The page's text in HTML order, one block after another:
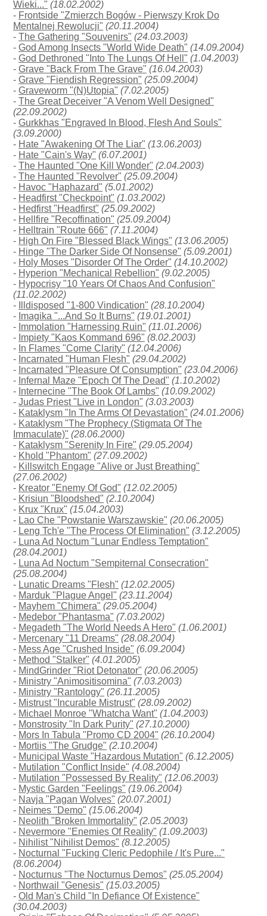
Wieki..." (18.02.2002)
- Frontside "Zmierzch Bogów - Pierwszy Krok Do
Mentalnej Rewolucji" (20.11.2004)
-The Gathering "Souvenirs" (24.03.2003)
-God Among Insects "World Wide Death" (14.09.2004)
-God Dethroned "Into The Lungs Of Hell" (1.04.2003)
-Grave "Back From The Grave" (16.04.2003)
-Grave "Fiendish Regression" (25.09.2004)
-Graveworm "(N)Utopia" (7.02.2005)
-The Great Deceiver "A Venom Well Designed"
(22.09.2002)
-Gurkkhas "Engraved In Blood, Flesh And Souls"
(3.09.2000)
- Hate "Awakening Of The Liar" (13.06.2003)
- Hate "Cain's Way" (6.07.2001)
-The Haunted "One Kill Wonder" (2.04.2003)
-The Haunted "Revolver" (25.09.2004)
- Havoc "Haphazard" (5.01.2002)
- Headfirst "Checkpoint" (1.03.2002)
- Hedfirst "Headfirst" (25.09.2002)
- Hellfire "Recoffination" (25.09.2004)
- Helltrain "Route 666" (7.11.2004)
- High On Fire "Blessed Black Wings" (13.06.2005)
- Hinge "The Darker Side Of Nonsense" (5.09.2001)
- Holy Moses "Disorder Of The Order" (14.10.2002)
- Hyperion "Mechanical Rebellion" (9.02.2005)
- Hypocrisy "10 Years Of Chaos And Confusion"
(11.02.2002)
-
Illdisposed "1-800 Vindication" (28.10.2004)
- Imagika "...And So It Burns" (19.01.2001)
- Immolation "Harnessing Ruin" (11.01.2006)
- Impiety "Kaos Kommand 696" (8.02.2003)
- In Flames "Come Clarity" (12.04.2006)
- Incarnated "Human Flesh" (29.04.2002)
- Incarnated "Pleasure Of Consumption" (23.04.2006)
- Infernal Maze "Epoch Of The Dead" (1.10.2002)
- Internecine "The Book Of Lambs" (10.09.2002)
-Judas Priest "Live in London" (3.03.2003)
- Kataklysm "In The Arms Of Devastation" (24.01.2006)
- Kataklysm "The Prophecy (Stigmata Of The
Immaculate)" (28.06.2000)
- Kataklysm "Serenity In Fire" (29.05.2004)
- Khold "Phantom" (27.09.2002)
- Killswitch Engage "Alive or Just Breathing"
(27.06.2002)
- Kreator "Enemy Of God" (12.02.2005)
- Krisiun "Bloodshed" (2.10.2004)
- Krux "Krux" (15.04.2003)
- Lao Che "Powstanie Warszawskie" (20.06.2005)
- Leng Tch'e "The Process Of Elimination" (3.12.2005)
- Luna Ad Noctum "Lunar Endless Temptation"
(28.04.2001)
- Luna Ad Noctum "Sempiternal Consecration"
(25.08.2004)
- Lunatic Dreams "Flesh" (12.02.2005)
- Marduk "Plague Angel" (23.11.2004)
- Mayhem "Chimera" (29.05.2004)
- Medebor "Phantasma" (7.03.2002)
- Megadeth "The World Needs A Hero" (1.06.2001)
- Mercenary "11 Dreams" (28.08.2004)
- Mess Age "Crushed Inside" (6.09.2004)
- Method "Stalker" (4.01.2005)
- MindGrinder "Riot Detonator" (20.06.2005)
- Ministry "Animositisomina" (7.03.2003)
- Ministry "Rantology" (26.11.2005)
- Mistrust "Incurable Mistrust" (28.09.2002)
- Michael Monroe "Whatcha Want" (1.04.2003)
- Monstrosity "In Dark Purity" (27.10.2000)
- Mors In Tabula "Promo CD 2004" (26.10.2004)
- Mortiis "The Grudge" (2.10.2004)
- Municipal Waste "Hazardous Mutation" (6.12.2005)
- Mutilation "Conflict Inside" (4.08.2004)
- Mutilation "Possessed By Reality" (12.06.2003)
- Mystic Garden "Feelings" (19.06.2004)
- Navja "Pagan Wolves" (20.07.2001)
- Neimes "Demo" (15.06.2004)
- Neolith "Broken Immortality" (2.05.2003)
- Nevermore "Enemies Of Reality" (1.09.2003)
- Nihilist "Nihilist Demos" (8.12.2005)
- Nocturnal "Fucking Cleric Pedophile / It's Pure..."
(8.06.2004)
- Nocturnus "The Nocturnus Demos" (25.05.2004)
- Northwail "Genesis" (15.03.2005)
-Old Man's Child "In Defiance Of Existence"
(30.04.2003)